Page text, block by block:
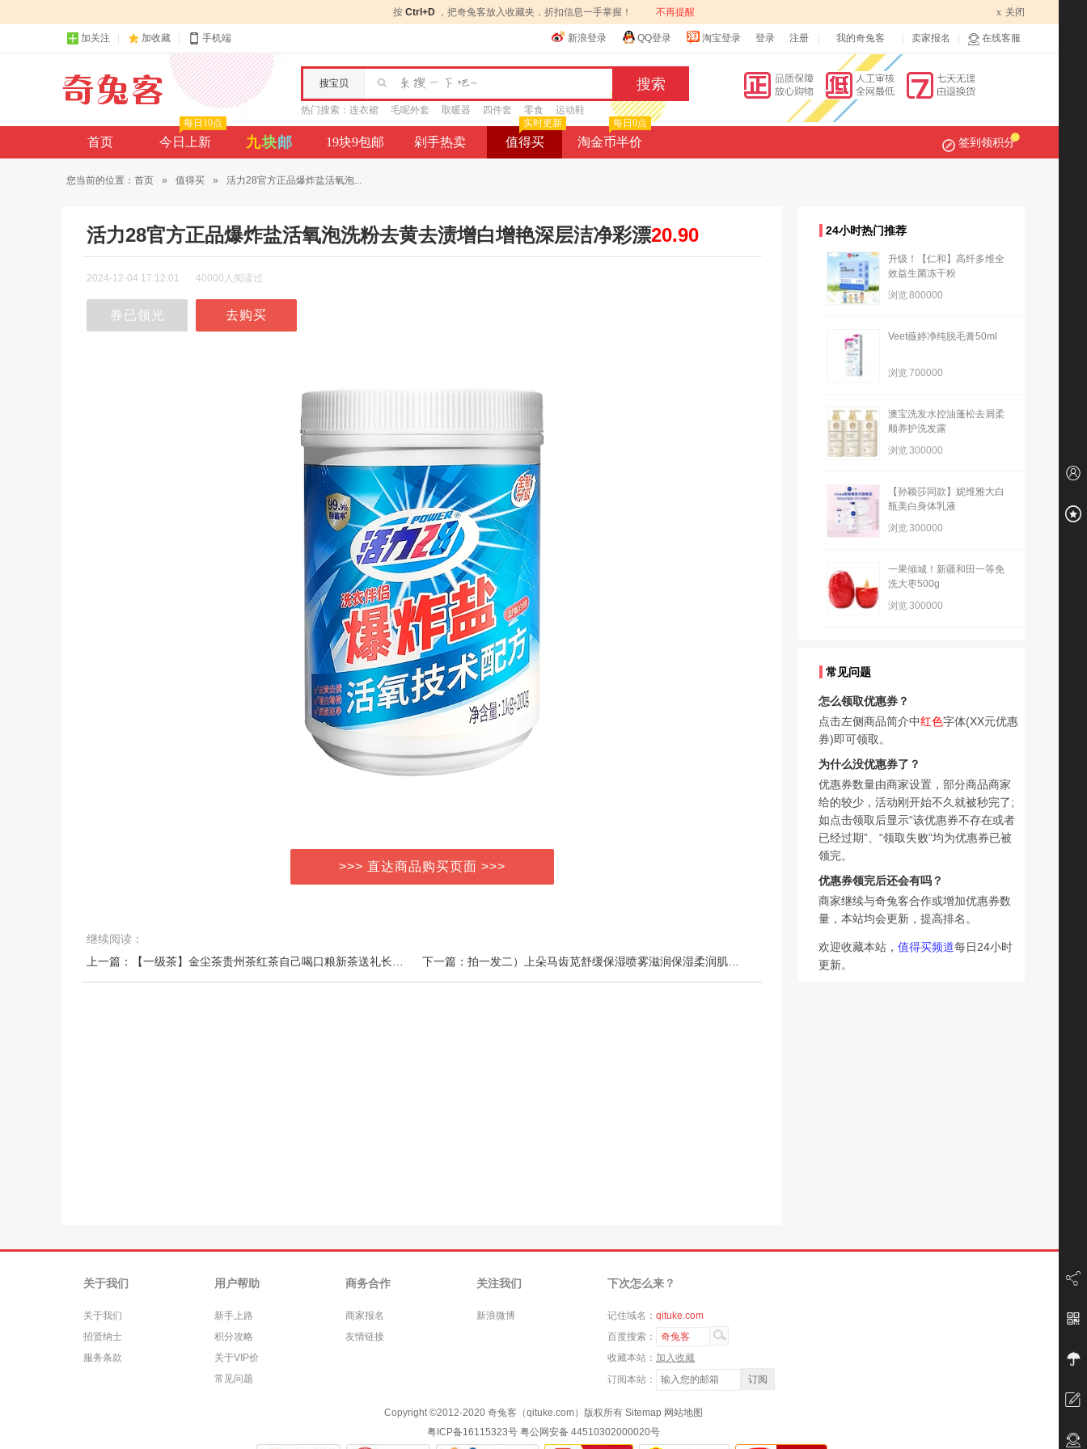
按 Ctrl+D ，把奇兔客放入收藏夹，折扣信息一手掌握！ 不再提醒 x 关闭
加关注 加收藏 手机端 新浪登录 QQ登录 淘宝登录 登录 注册 我的奇兔客 卖家报名 在线客服
搜宝贝
热门搜索： 连衣裙 毛呢外套 取暖器 四件套 零食 运动鞋
首页 今日上新
每日10点
九块邮 19块9包邮 剁手热卖 值得买
实时更新
淘金币半价
每日0点
签到领积分
您当前的位置： 首页 » 值得买 » 活力28官方正品爆炸盐活氧泡...
活力28官方正品爆炸盐活氧泡洗粉去黄去渍增白增艳深层洁净彩漂20.90
2024-12-04 17:12:01 40000人阅读过
券已领光 去购买
>>> 直达商品购买页面 >>>
继续阅读：
24小时热门推荐
升级！【仁和】高纤多维全
效益生菌冻干粉
浏览800000
Veet薇婷净纯脱毛膏50ml
浏览700000
澳宝洗发水控油蓬松去屑柔
顺养护洗发露
浏览300000
【孙颖莎同款】妮维雅大白
瓶美白身体乳液
浏览300000
一果倾城！新疆和田一等免
洗大枣500g
浏览300000
常见问题
怎么领取优惠券？
点击左侧商品简介中红色字体(XX元优惠
券)即可领取。
为什么没优惠券了？
优惠券数量由商家设置，部分商品商家
给的较少，活动刚开始不久就被秒完了;
如点击领取后显示“该优惠券不存在或者
已经过期”、“领取失败”均为优惠券已被
领完。
优惠券领完后还会有吗？
商家继续与奇兔客合作或增加优惠券数
量，本站均会更新，提高排名。
欢迎收藏本站， 值得买频道每日24小时
更新。
关于我们
关于我们
招贤纳士
服务条款
用户帮助
新手上路
积分攻略
关于VIP价
常见问题
商务合作
商家报名
友情链接
关注我们
新浪微博
下次怎么来？
记住域名： qituke.com
百度搜索：
奇兔客
收藏本站： 加入收藏
订阅本站：
Copyright ©2012-2020 奇兔客（qituke.com）版权所有 Sitemap 网站地图
粤ICP备16115323号 粤公网安备 44510302000020号